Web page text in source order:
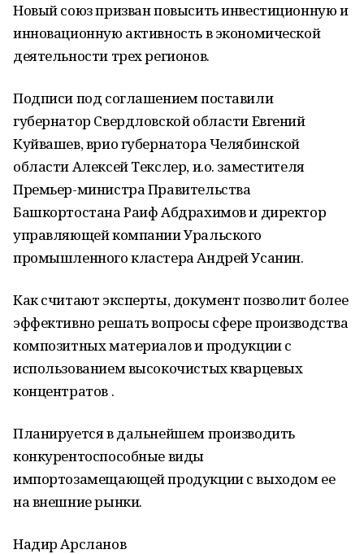
Новый союз призван повысить инвестиционную и
инновационную активность в экономической
деятельности трех регионов.
Подписи под соглашением поставили
губернатор Свердловской области Евгений
Куйвашев, врио губернатора Челябинской
области Алексей Текслер, и.о. заместителя
Премьер-министра Правительства
Башкортостана Раиф Абдрахимов и директор
управляющей компании Уральского
промышленного кластера Андрей Усанин.
Как считают эксперты, документ позволит более
эффективно решать вопросы сфере производства
композитных материалов и продукции с
использованием высокочистых кварцевых
концентратов .
Планируется в дальнейшем производить
конкурентоспособные виды
импортозамещающей продукции с выходом ее
на внешние рынки.
Надир Арсланов